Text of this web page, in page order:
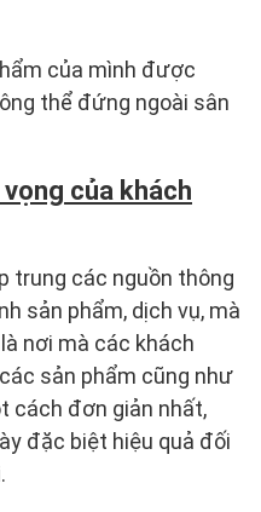
của mình được
thể đứng ngoài sân
của khách
trung các nguồn thông
sản phẩm, dịch vụ, mà
nơi mà các khách
sản phẩm cũng như
cách đơn giản nhất,
đặc biệt hiệu quả đối